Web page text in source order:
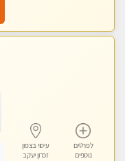
לפרטים
נוספים
עיסוי בצפון
זכרון יעקב